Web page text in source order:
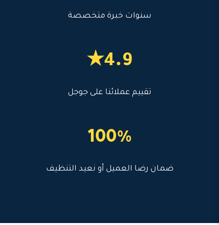
سنوات خبرة متخصصة
4.9★
تقييم عملائنا على جوجل
100%
ضمان رضا العميل أو نعيد التنظيف